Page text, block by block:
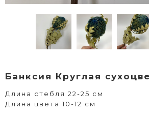
Банксия Круглая
Длина стебля 22-25 см
Длина цвета 10-12 см